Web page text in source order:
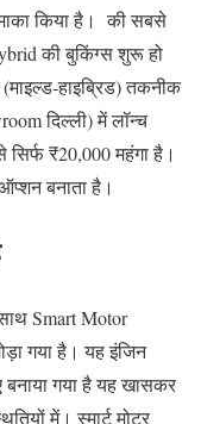
किया है। की सबसे
की बुकिंग्स शुरू हो
तकनीक
दिल्ली) में लॉन्च
₹20,000 महंगा है।
बनाता है।
Smart Motor
गया है। यह इंजिन
गया है यह खासकर
में। स्मार्ट मोटर